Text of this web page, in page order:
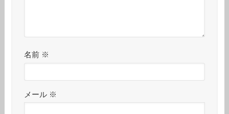
名前 ※
メール ※